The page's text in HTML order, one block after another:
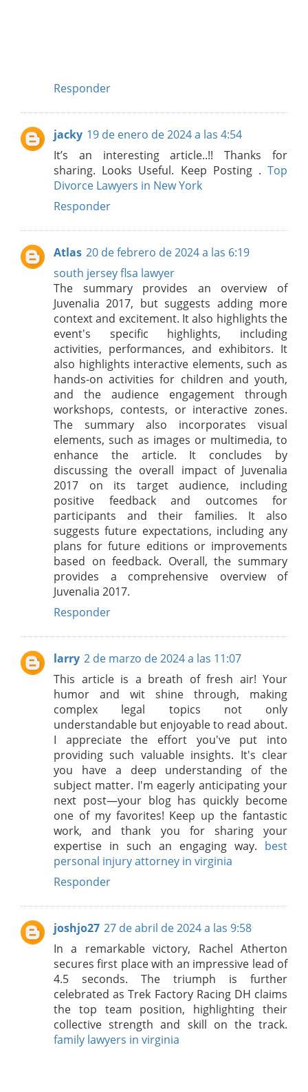
Responder
jacky 19 de enero de 2024 a las 4:54
It’s an interesting article..!! Thanks for
sharing. Looks Useful. Keep Posting . Top
Divorce Lawyers in New York
Responder
Atlas 20 de febrero de 2024 a las 6:19
south jersey flsa lawyer
The summary provides an overview of
Juvenalia 2017, but suggests adding more
context and excitement. It also highlights the
event's specific highlights, including
activities, performances, and exhibitors. It
also highlights interactive elements, such as
hands-on activities for children and youth,
and the audience engagement through
workshops, contests, or interactive zones.
The summary also incorporates visual
elements, such as images or multimedia, to
enhance the article. It concludes by
discussing the overall impact of Juvenalia
2017 on its target audience, including
positive feedback and outcomes for
participants and their families. It also
suggests future expectations, including any
plans for future editions or improvements
based on feedback. Overall, the summary
provides a comprehensive overview of
Juvenalia 2017.
Responder
larry 2 de marzo de 2024 a las 11:07
This article is a breath of fresh air! Your
humor and wit shine through, making
complex legal topics not only
understandable but enjoyable to read about.
I appreciate the effort you've put into
providing such valuable insights. It's clear
you have a deep understanding of the
subject matter. I'm eagerly anticipating your
next post—your blog has quickly become
one of my favorites! Keep up the fantastic
work, and thank you for sharing your
expertise in such an engaging way. best
personal injury attorney in virginia
Responder
joshjo27 27 de abril de 2024 a las 9:58
In a remarkable victory, Rachel Atherton
secures first place with an impressive lead of
4.5 seconds. The triumph is further
celebrated as Trek Factory Racing DH claims
the top team position, highlighting their
collective strength and skill on the track.
family lawyers in virginia